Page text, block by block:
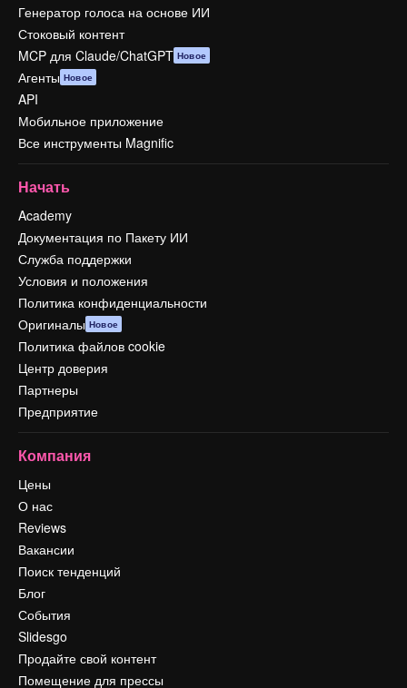
Генератор голоса на основе ИИ
Стоковый контент
MCP для Claude/ChatGPT Новое
Агенты Новое
API
Мобильное приложение
Все инструменты Magnific
Начать
Academy
Документация по Пакету ИИ
Служба поддержки
Условия и положения
Политика конфиденциальности
Оригиналы Новое
Политика файлов cookie
Центр доверия
Партнеры
Предприятие
Компания
Цены
О нас
Reviews
Вакансии
Поиск тенденций
Блог
События
Slidesgo
Продайте свой контент
Помещение для прессы